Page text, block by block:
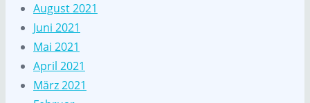
August 2021
Juni 2021
Mai 2021
April 2021
März 2021